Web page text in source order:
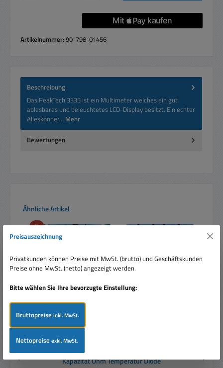
Artikelnummer:90-798-01456
Beschreibung
Das PeakTech 3335 ist ein Multimeter welches ein gut
ablesbares und beleuchtetes LCD-Display besitzt. Ein echter
Alleskönner… Mehr
Bewertungen
Produktgalerie überspringen
Ähnliche Artikel
%Rabatt
Messgerät 3320 mit Bargraph Volt Amp Frequenz
Kapazität Ohm Temperatur Diode
Preisauszeichnung
Privatkunden können Preise mit MwSt. (brutto) und Geschäftskunden
Preise ohne MwSt. (netto) angezeigt werden.
Bitte wählen Sie Ihre bevorzugte Einstellung:
Bruttopreiseinkl. MwSt.
Nettopreiseexkl. MwSt.